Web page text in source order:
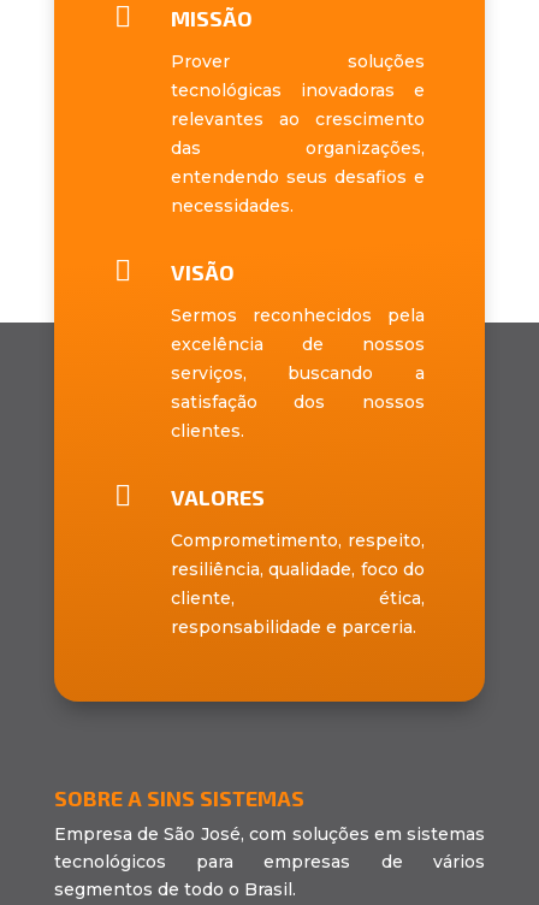
 MISSÃO
Prover soluções
tecnológicas inovadoras e
relevantes ao crescimento
das organizações,
entendendo seus desafios e
necessidades.
 VISÃO
Sermos reconhecidos pela
excelência de nossos
serviços, buscando a
satisfação dos nossos
clientes.
 VALORES
Comprometimento, respeito,
resiliência, qualidade, foco do
cliente, ética,
responsabilidade e parceria.
SOBRE A SINS SISTEMAS
Empresa de São José, com soluções em sistemas
tecnológicos para empresas de vários
segmentos de todo o Brasil.